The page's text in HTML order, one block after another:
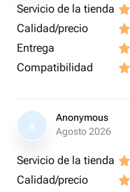
Servicio de la tienda
Calidad/precio
Entrega
Compatibilidad
A
Anonymous
Agosto 2026
Servicio de la tienda
Calidad/precio